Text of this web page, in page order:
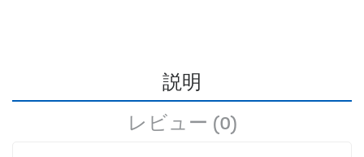
説明
レビュー (0)